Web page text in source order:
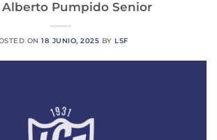
Alberto Pumpido Senior
ON18 JUNIO, 2025 BY LSF